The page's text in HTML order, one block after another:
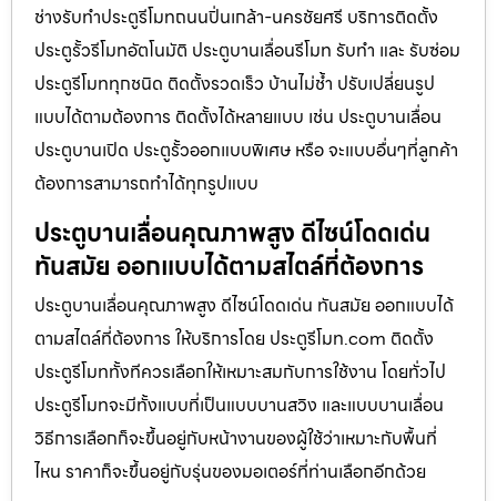
ช่างรับทำประตูรีโมทถนนปิ่นเกล้า-นครชัยศรี บริการติดตั้ง
ประตูรั้วรีโมทอัตโนมัติ ประตูบานเลื่อนรีโมท รับทำ และ รับซ่อม
ประตูรีโมททุกชนิด ติดตั้งรวดเร็ว บ้านไม่ช้ำ ปรับเปลี่ยนรูป
แบบได้ตามต้องการ ติดตั้งได้หลายแบบ เช่น ประตูบานเลื่อน
ประตูบานเปิด ประตูรั้วออกแบบพิเศษ หรือ จะแบบอื่นๆที่ลูกค้า
ต้องการสามารถทำได้ทุกรูปแบบ
ประตูบานเลื่อนคุณภาพสูง ดีไซน์โดดเด่น
ทันสมัย ออกแบบได้ตามสไตล์ที่ต้องการ
ประตูบานเลื่อนคุณภาพสูง ดีไซน์โดดเด่น ทันสมัย ออกแบบได้
ตามสไตล์ที่ต้องการ ให้บริการโดย ประตูรีโมท.com ติดตั้ง
ประตูรีโมททั้งทีควรเลือกให้เหมาะสมกับการใช้งาน โดยทั่วไป
ประตูรีโมทจะมีทั้งแบบที่เป็นแบบบานสวิง และแบบบานเลื่อน
วิธีการเลือกก็จะขึ้นอยู่กับหน้างานของผู้ใช้ว่าเหมาะกับพื้นที่
ไหน ราคาก็จะขึ้นอยู่กับรุ่นของมอเตอร์ที่ท่านเลือกอีกด้วย